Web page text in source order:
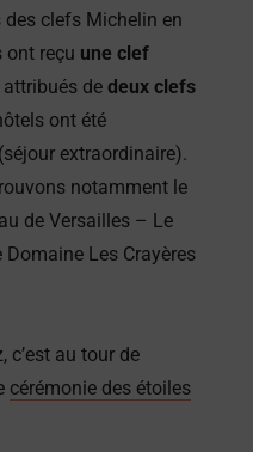
des clefs Michelin en
ont reçu une clef
de deux clefs
ont été
(séjour extraordinaire).
notamment le
de Versailles – Le
Domaine Les Crayères
c’est au tour de
cérémonie des étoiles